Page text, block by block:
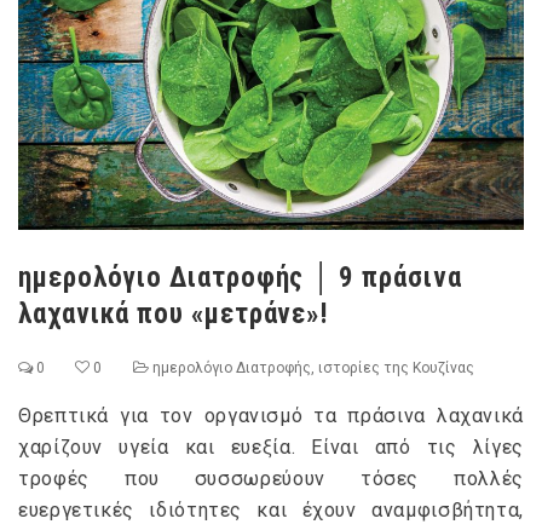
ημερολόγιο Διατροφής │ 9 πράσινα
λαχανικά που «μετράνε»!
0 0 ημερολόγιο Διατροφής ιστορίες της Κουζίνας
Θρεπτικά για τον οργανισμό τα πράσινα λαχανικά
χαρίζουν υγεία και ευεξία. Είναι από τις λίγες
τροφές που συσσωρεύουν τόσες πολλές
ευεργετικές ιδιότητες και έχουν αναμφισβήτητα,